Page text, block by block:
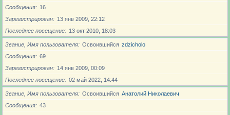
Сообщения
16
Зарегистрирован
13 янв 2009, 22:12
Последнее посещение
13 окт 2010, 18:03
Звание, Имя пользователя Освоившийся zdzicholo
Сообщения
69
Зарегистрирован
14 янв 2009, 00:09
Последнее посещение
02 май 2022, 14:44
Звание, Имя пользователя Освоившийся Анатолий Николаевич
Сообщения
43